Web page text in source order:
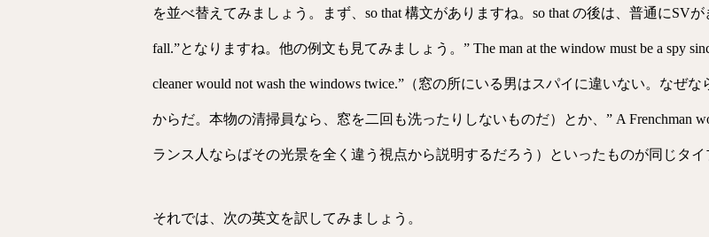
を並べ替えてみましょう。まず、so that 構文がありますね。so that の後は、普通にSVが
fall.”となりますね。他の例文も見てみましょう。” The man at the window must be a spy
cleaner would not wash the windows twice.”（窓の所にいる男はスパイに違いない。なぜ
からだ。本物の清掃員なら、窓を二回も洗ったりしないものだ）とか、” A Frenchman
ランス人ならばその光景を全く違う視点から説明するだろう）といったものが同じタイ
それでは、次の英文を訳してみましょう。